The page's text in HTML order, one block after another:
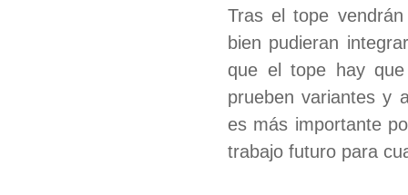
Tras el tope
bien pudieran
que el tope hay
prueben variantes y
es más importante
trabajo futuro para